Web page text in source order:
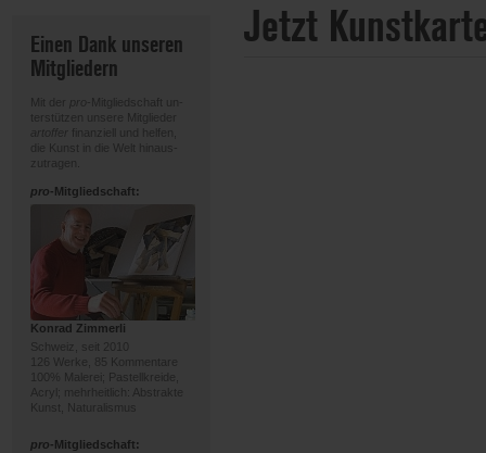
Der letzte Monat im Fokus
Alle Fokus-Werke
Einen Dank unseren
Mitgliedern
Mit der pro
-Mitgliedschaft un-
terstützen unsere Mitglieder
artoffer finanziell und helfen,
die Kunst in die Welt hinaus-
zutragen.
pro-Mitgliedschaft:
Konrad Zimmerli
Schweiz, seit 2010
126 Werke, 85 Kommentare
100% Malerei; Pastellkreide,
Acryl; mehrheitlich: Abstrakte
Kunst, Naturalismus
pro-Mitgliedschaft:
Jetzt